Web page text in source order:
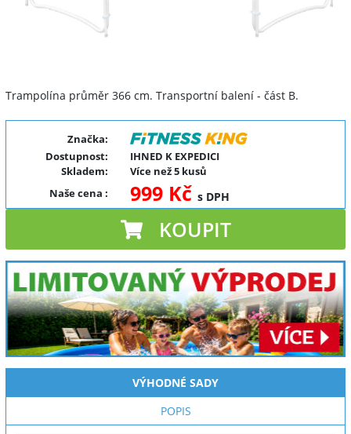
Trampolína průměr 366 cm. Transportní balení - část B.
Značka:
Dostupnost:
IHNED K EXPEDICI
Skladem:
Více než 5 kusů
Naše cena : 999 Kč s DPH
KOUPIT
VÝHODNÉ SADY
POPIS